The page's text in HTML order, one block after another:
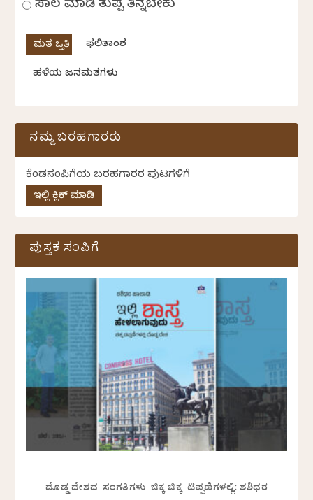
ಸಾಲ ಮಾಡಿ ತುಪ್ಪ ತಿನ್ನಬೇಕು
ಫಲಿತಾಂಶ
ಹಳೆಯ ಜನಮತಗಳು
ನಮ್ಮ ಬರಹಗಾರರು
ಕೆಂಡಸಂಪಿಗೆಯ ಬರಹಗಾರರ ಪುಟಗಳಿಗೆ
ಇಲ್ಲಿ ಕ್ಲಿಕ್ ಮಾಡಿ
ಪುಸ್ತಕ ಸಂಪಿಗೆ
ದೊಡ್ಡ ದೇಶದ ಸಂಗತಿಗಳು ಚಿಕ್ಕ ಚಿಕ್ಕ ಟಿಪ್ಪಣಿಗಳಲ್ಲಿ: ಶಶಿಧರ